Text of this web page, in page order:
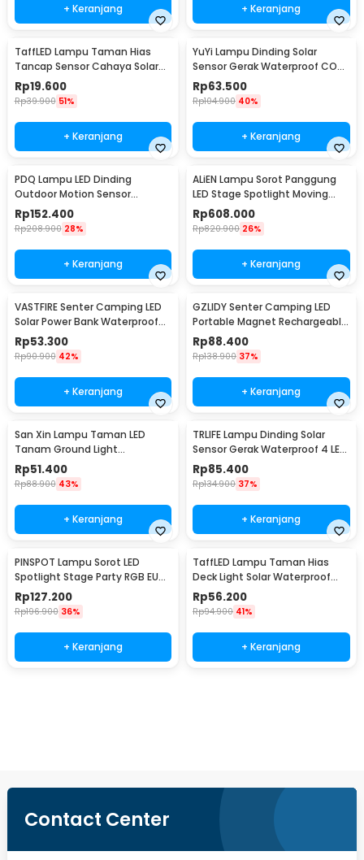
+ Keranjang + Keranjang
TaffLED Lampu Taman Hias
Tancap Sensor Cahaya Solar
Power Waterproof - EM300
Rp19.600
Rp39.900 51%
+ Keranjang
YuYi Lampu Dinding Solar
Sensor Gerak Waterproof COB
100LED Cool White - SMT-F100
Rp63.500
Rp104.900 40%
+ Keranjang
PDQ Lampu LED Dinding
Outdoor Motion Sensor
Waterproof Cool White 15W
Inner Light - 3120
Rp152.400
Rp208.900 28%
+ Keranjang
ALiEN Lampu Sorot Panggung
LED Stage Spotlight Moving
Head RGB 10W - DM512
Rp608.000
Rp820.900 26%
+ Keranjang
VASTFIRE Senter Camping LED
Solar Power Bank Waterproof
IP65 - YD-878A
Rp53.300
Rp90.900 42%
+ Keranjang
GZLIDY Senter Camping LED
Portable Magnet Rechargeable
2000 Lumens Big - W599A
Rp88.400
Rp138.900 37%
+ Keranjang
San Xin Lampu Taman LED
Tanam Ground Light
Waterproof 3W Warm White -
SX120
Rp51.400
Rp88.900 43%
+ Keranjang
TRLIFE Lampu Dinding Solar
Sensor Gerak Waterproof 4 LED
Cool White 4W - K7004
Rp85.400
Rp134.900 37%
+ Keranjang
PINSPOT Lampu Sorot LED
Spotlight Stage Party RGB EU
Plug 240V 10W - WRGB
Rp127.200
Rp196.900 36%
+ Keranjang
TaffLED Lampu Taman Hias
Deck Light Solar Waterproof
Warm White 8 PCS - L20
Rp56.200
Rp94.900 41%
+ Keranjang
Contact Center